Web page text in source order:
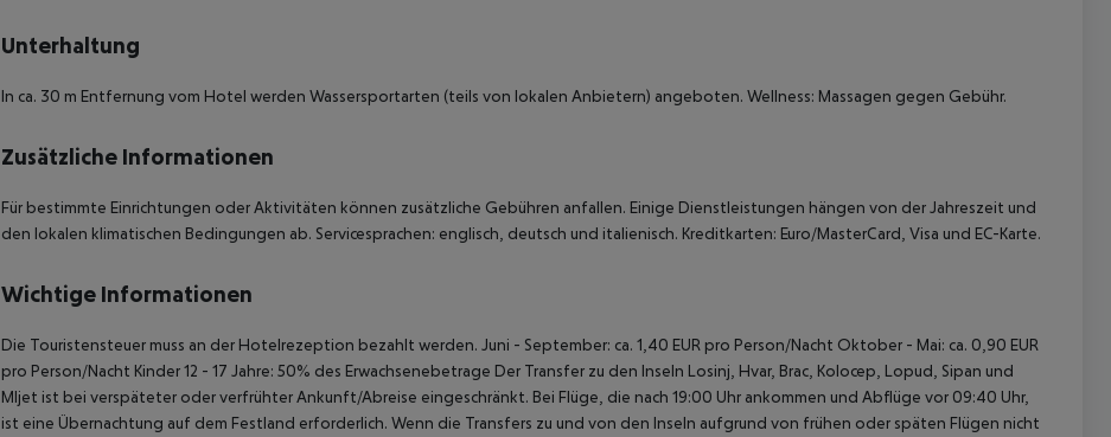
Unterhaltung
In ca. 30 m Entfernung vom Hotel werden Wassersportarten (teils von lokalen Anbietern) angeboten. Wellness: Massagen gegen Gebühr.
Zusätzliche Informationen
Für bestimmte Einrichtungen oder Aktivitäten können zusätzliche Gebühren anfallen. Einige Dienstleistungen hängen von der Jahreszeit und
den lokalen klimatischen Bedingungen ab. Servicesprachen: englisch, deutsch und italienisch. Kreditkarten: Euro/MasterCard, Visa und EC-Karte.
Wichtige Informationen
Die Touristensteuer muss an der Hotelrezeption bezahlt werden. Juni - September: ca. 1,40 EUR pro Person/Nacht Oktober - Mai: ca. 0,90 EUR
pro Person/Nacht Kinder 12 - 17 Jahre: 50% des Erwachsenebetrage Der Transfer zu den Inseln Losinj, Hvar, Brac, Kolocep, Lopud, Sipan und
Mljet ist bei verspäteter oder verfrühter Ankunft/Abreise eingeschränkt. Bei Flüge, die nach 19:00 Uhr ankommen und Abflüge vor 09:40 Uhr,
ist eine Übernachtung auf dem Festland erforderlich. Wenn die Transfers zu und von den Inseln aufgrund von frühen oder späten Flügen nicht